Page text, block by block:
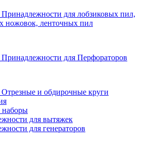
Принадлежности для лобзиковых пил,
ножовок, ленточных пил
Принадлежности для Перфораторов
Отрезные и обдирочные круги
наборы
для вытяжек
для генераторов